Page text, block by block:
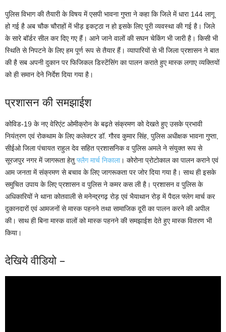
पुलिस विभाग की तैयारी के विषय में एसपी भावना गुप्ता ने कहा कि जिले में धारा 144 लागू
हो गई है अब चौक चौराहों में भीड़ इकट्ठा न हो इसके लिए पूरी व्यवस्था की गई है। जिले
के सारे बॉर्डर सील कर दिए गए हैं। आने जाने वालों की सघन चेकिंग भी जारी है। किसी भी
स्थिति से निपटने के लिए हम पूर्ण रूप से तैयार हैं। व्यापारियों से भी जिला प्रशासन ने बात
की है सब अपनी दुकान पर फिजिकल डिस्टेंसिंग का पालन कराते हुए मास्क लगाए व्यक्तियों
को ही समान देने निर्देश दिया गया है।
प्रशासन की समझाईश
कोविड-19 के नए वेरिएंट ओमीक्रोन के बढ़ते संक्रमण को देखते हुए उसके प्रभावी
नियंत्रण एवं रोकथाम के लिए कलेक्टर डॉ. गौरव कुमार सिंह, पुलिस अधीक्षक भावना गुप्ता,
सीईओ जिला पंचायत राहुल देव सहित प्रशासनिक व पुलिस अमले ने संयुक्त रूप से
सूरजपुर नगर में जागरूता हेतु फ्लैग मार्च निकाला। कोरोना प्रोटोकाल का पालन कराने एवं
आम जनता में संक्रमण से बचाव के लिए जागरूकता पर जोर दिया गया है। साथ ही इसके
समुचित उपाय के लिए प्रशासन व पुलिस ने कमर कस ली है। प्रशासन व पुलिस के
अधिकारियों ने थाना कोतवाली से मनेन्द्रगढ़ रोड़ एवं भैयाथान रोड़ में पैदल फ्लेग मार्च कर
दुकानदारों एवं आमजनों से मास्क पहनने तथा सामाजिक दूरी का पालन करने की अपील
की। साथ ही बिना मास्क वालों को मास्क पहनने की समझाईश देते हुए मास्क वितरण भी
किया।
देखिये वीडियो –